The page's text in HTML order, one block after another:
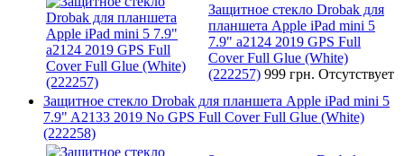
Защитное стекло Drobak для
планшета Apple iPad mini 5
7.9" a2124 2019 GPS Full
Cover Full Glue (White)
(222257) 999 грн. Отсутствует
Защитное стекло Drobak для планшета Apple iPad mini 5
7.9" A2133 2019 No GPS Full Cover Full Glue (White)
(222258)